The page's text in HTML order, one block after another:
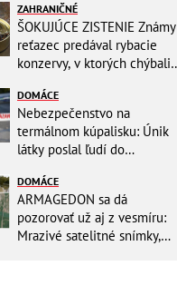
tvár!
ZAHRANIČNÉ
ŠOKUJÚCE ZISTENIE Známy
reťazec predával rybacie
konzervy, v ktorých chýbali
aj vy
DOMÁCE
Nebezpečenstvo na
termálnom kúpalisku: Únik
látky poslal ľudí do
vyšetrovanie
DOMÁCE
ARMAGEDON sa dá
pozorovať už aj z vesmíru:
Mrazivé satelitné snímky,